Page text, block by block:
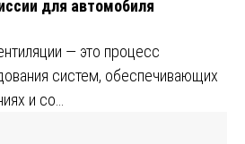
для автомобиля
— это процесс
систем, обеспечивающих
и со…